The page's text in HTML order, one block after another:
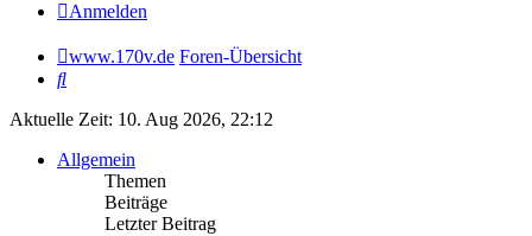
Anmelden
www.170v.de Foren-Übersicht
Suche
Aktuelle Zeit: 10. Aug 2026, 22:12
Allgemein
Themen
Beiträge
Letzter Beitrag